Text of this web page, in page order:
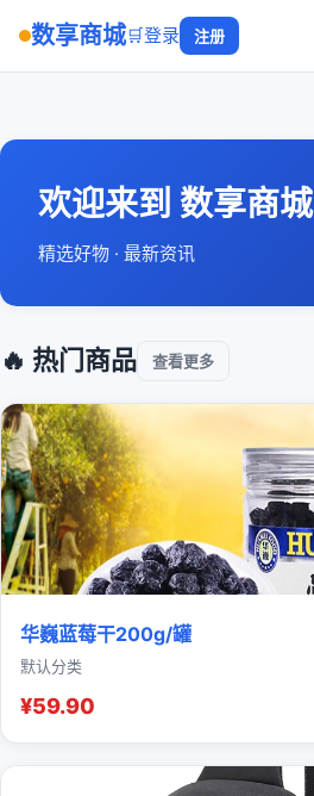
数享商城🛒登录 注册
欢迎来到 数享商城
精选好物 · 最新资讯
🔥 热门商品 查看更多
华巍蓝莓干200g/罐
默认分类
¥59.90